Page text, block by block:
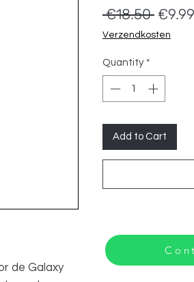
de Galaxy
€18.50 Regular
Price
€9.99
Verzendkosten
Quantity *
Add to Cart